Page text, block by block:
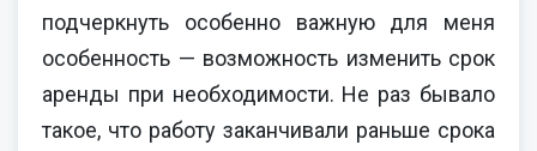
подчеркнуть особенно важную для меня
особенность — возможность изменить срок
аренды при необходимости. Не раз бывало
такое, что работу заканчивали раньше срока